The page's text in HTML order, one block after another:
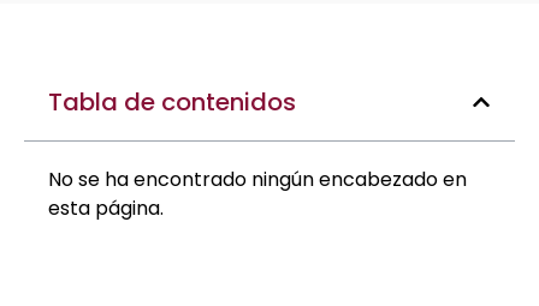
Tabla de contenidos
No se ha encontrado ningún encabezado en
esta página.